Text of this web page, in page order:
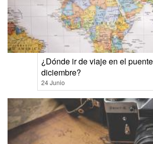
¿Dónde ir de viaje en el
diciembre?
24 Junio